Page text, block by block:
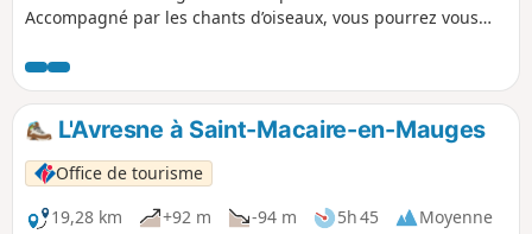
Accompagné par les chants d’oiseaux, vous pourrez vous
chemins ouverts et de bocage, ponctués d’arbres têtards,
vous offriront des vues sur cette campagne agricole des
Mauges, traversée par l’Èvre et ses méandres.
L'Avresne à Saint-Macaire-en-Mauges
Office de tourisme
19,28 km
+92 m -94 m 5h 45
Moyenne